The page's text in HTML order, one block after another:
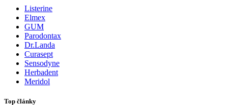
Listerine
Elmex
GUM
Parodontax
Dr.Landa
Curasept
Sensodyne
Herbadent
Meridol
Top články